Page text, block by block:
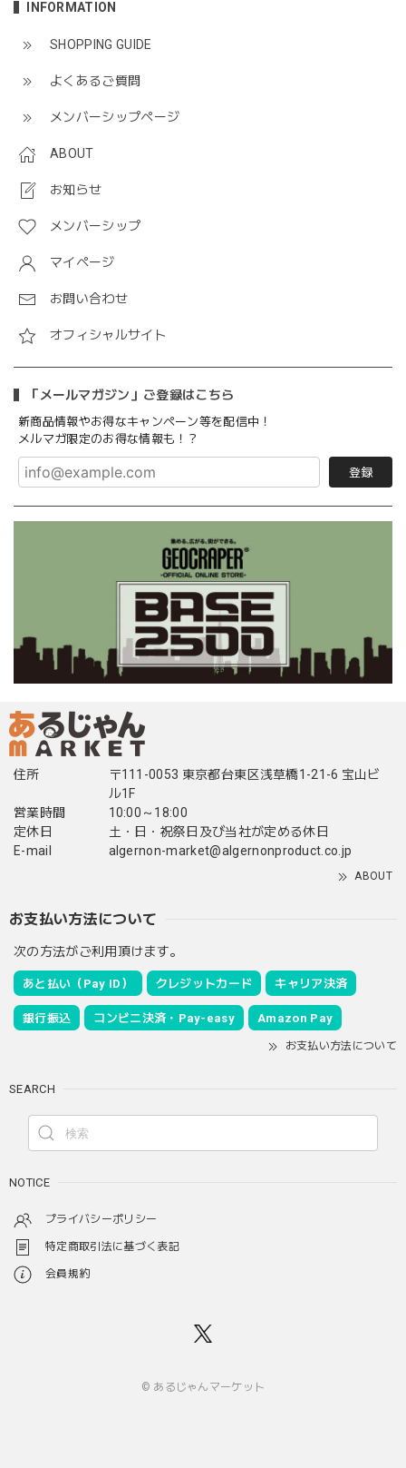
INFORMATION
SHOPPING GUIDE
よくあるご質問
メンバーシップページ
ABOUT
お知らせ
メンバーシップ
マイページ
お問い合わせ
オフィシャルサイト
「メールマガジン」ご登録はこちら
新商品情報やお得なキャンペーン等を配信中！
メルマガ限定のお得な情報も！？
登録
住所
〒111-0053 東京都台東区浅草橋1-21-6 宝山ビ
ル1F
営業時間
10:00～18:00
定休日
土・日・祝祭日及び当社が定める休日
E-mail
algernon-market@algernonproduct.co.jp
ABOUT
お支払い方法について
次の方法がご利用頂けます。
あと払い（Pay ID） クレジットカード キャリア決済
銀行振込 コンビニ決済・Pay-easy Amazon Pay
お支払い方法について
SEARCH
NOTICE
プライバシーポリシー
特定商取引法に基づく表記
会員規約
© あるじゃんマーケット